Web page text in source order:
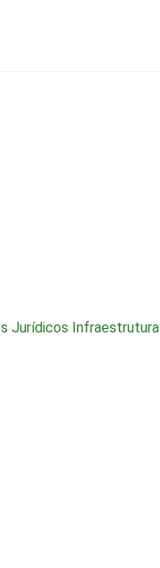
Jurídicos Infraestrutura